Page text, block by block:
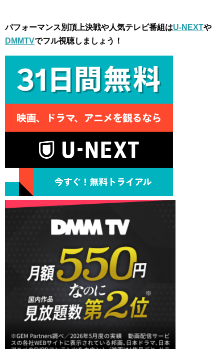
パフォーマンス別頂上決戦や人気テレビ番組はU-NEXTや
DMMTVでフル視聴しましょう！